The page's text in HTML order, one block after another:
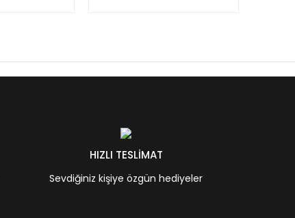
HIZLI TESLİMAT
Sevdiğiniz kişiye özgün hediyeler